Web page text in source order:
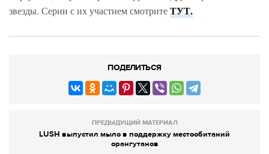
звезды. Серии с их участием смотритеТУТ.
ПОДЕЛИТЬСЯ
ПРЕДЫДУЩИЙ МАТЕРИАЛ
LUSH выпустил мыло в поддержку местообитаний
орангутанов